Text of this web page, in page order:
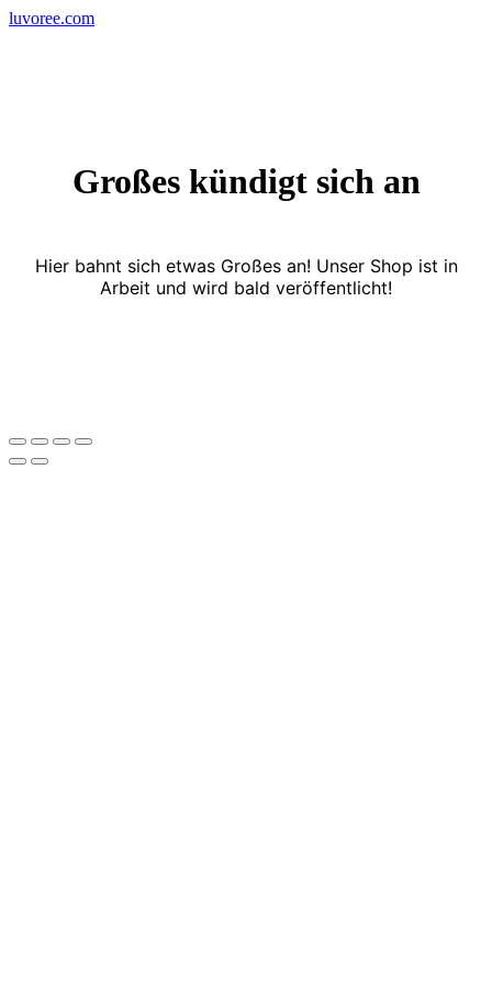
Skip
luvoree.com
Großes kündigt sich an
Hier bahnt sich etwas Großes an! Unser Shop ist in
Arbeit und wird bald veröffentlicht!